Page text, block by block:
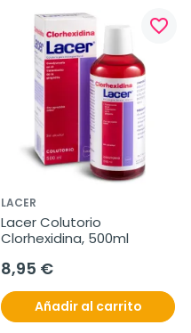
favorite_border
LACER
Lacer Colutorio
Clorhexidina, 500ml
8,95 €
Añadir al carrito